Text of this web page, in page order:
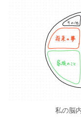
私の脳